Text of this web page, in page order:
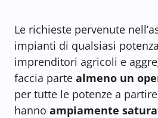
Le richieste pervenute
impianti di qualsiasi
imprenditori agricoli e
faccia parte almeno un
per tutte le potenze a
hanno ampiamente